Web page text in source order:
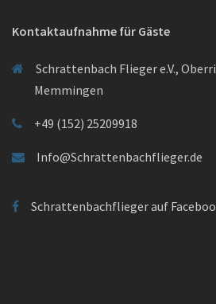
Kontaktaufnahme für Gäste
Schrattenbach Flieger e.V.,
Memmingen
+49 (152) 25209918
Info@Schrattenbachflieger.de
Schrattenbachflieger auf